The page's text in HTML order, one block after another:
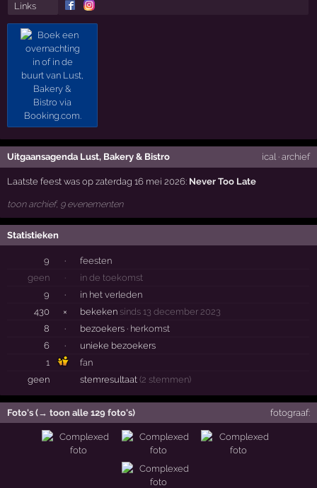
Links
Uitgaansagenda Lust, Bakery & Bistro ical· archief
Laatste feest was op zaterdag 16 mei 2026: Never Too Late
toon archief, 9 evenementen
Statistieken
9 ·
feesten
geen
·
in de toekomst
9
·
in het verleden
430
× bekeken sinds 13 december 2023
8
· bezoekers · herkomst
6
·
unieke bezoekers
1
fan
geen
stemresultaat(2 stemmen)
Foto's (→ toon alle 129 foto's) fotograaf: